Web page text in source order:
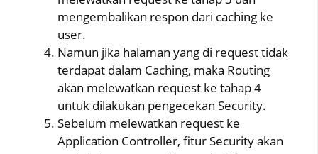
mengembalikan respon dari caching ke
user.
Namun jika halaman yang di request tidak
terdapat dalam Caching, maka Routing
akan melewatkan request ke tahap 4
untuk dilakukan pengecekan Security.
Sebelum melewatkan request ke
Application Controller, fitur Security akan